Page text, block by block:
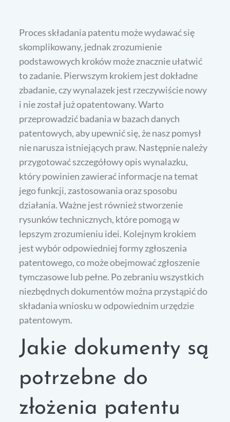
Proces składania patentu może wydawać się
skomplikowany, jednak zrozumienie
podstawowych kroków może znacznie ułatwić
to zadanie. Pierwszym krokiem jest dokładne
zbadanie, czy wynalazek jest rzeczywiście nowy
i nie został już opatentowany. Warto
przeprowadzić badania w bazach danych
patentowych, aby upewnić się, że nasz pomysł
nie narusza istniejących praw. Następnie należy
przygotować szczegółowy opis wynalazku,
który powinien zawierać informacje na temat
jego funkcji, zastosowania oraz sposobu
działania. Ważne jest również stworzenie
rysunków technicznych, które pomogą w
lepszym zrozumieniu idei. Kolejnym krokiem
jest wybór odpowiedniej formy zgłoszenia
patentowego, co może obejmować zgłoszenie
tymczasowe lub pełne. Po zebraniu wszystkich
niezbędnych dokumentów można przystąpić do
składania wniosku w odpowiednim urzędzie
patentowym.
Jakie dokumenty są
potrzebne do
złożenia patentu